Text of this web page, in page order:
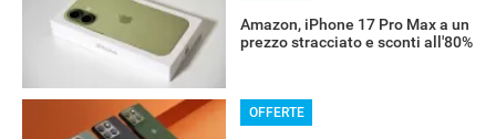
Amazon, iPhone 17 Pro Max a un
prezzo stracciato e sconti all'80%
OFFERTE